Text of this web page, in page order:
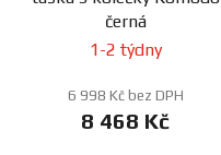
černá
1-2 týdny
6 998 Kč bez DPH
8 468 Kč